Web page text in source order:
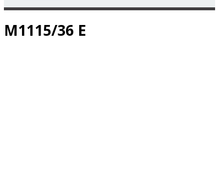
М1115/36 Е